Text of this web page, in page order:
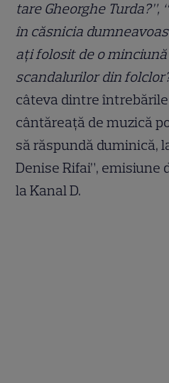
tare Gheorghe
în căsnicia
ați folosit de o
scandalurilor din
câteva dintre
cântăreață de muzică
să răspundă duminică,
Denise Rifai”, emisiune
la Kanal D.